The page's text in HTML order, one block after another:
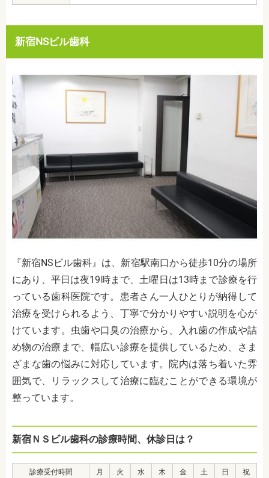
新宿NSビル歯科
『新宿NSビル歯科』は、新宿駅南口から徒歩10分の場所
にあり、平日は夜19時まで、土曜日は13時まで診療を行
っている歯科医院です。患者さん一人ひとりが納得して
治療を受けられるよう、丁寧で分かりやすい説明を心が
けています。虫歯や口臭の治療から、入れ歯の作成や詰
め物の治療まで、幅広い診療を提供しているため、さま
ざまな歯の悩みに対応しています。院内は落ち着いた雰
囲気で、リラックスして治療に臨むことができる環境が
整っています。
新宿ＮＳビル歯科の診療時間、休診日は？
診療受付時間 月 火 水 木 金 土 日 祝